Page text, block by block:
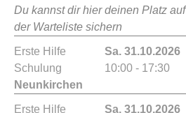
Du kannst dir hier deinen Platz auf
der Warteliste sichern
Erste Hilfe
Schulung
Neunkirchen
Sa. 31.10.2026
10:00 - 17:30
Erste Hilfe
Sa. 31.10.2026